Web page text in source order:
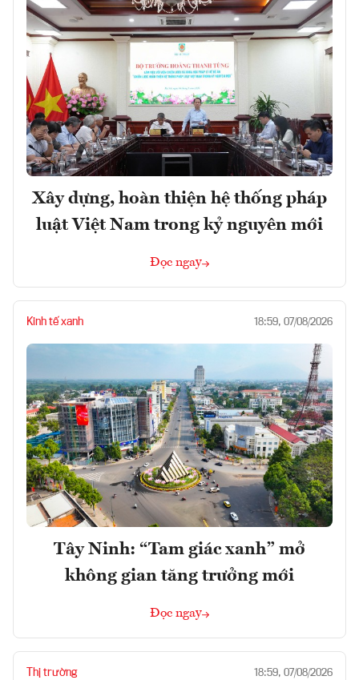
Xây dựng, hoàn thiện hệ thống pháp
luật Việt Nam trong kỷ nguyên mới
Đọc ngay
Kinh tế xanh 18:59, 07/08/2026
Tây Ninh: “Tam giác xanh” mở
không gian tăng trưởng mới
Đọc ngay
Thị trường 18:59, 07/08/2026